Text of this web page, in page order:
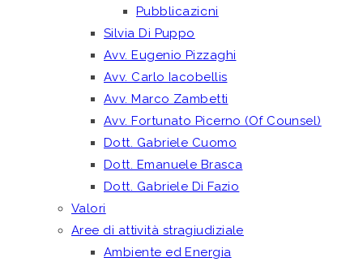
Pubblicazioni
Silvia Di Puppo
Avv. Eugenio Pizzaghi
Avv. Carlo Iacobellis
Avv. Marco Zambetti
Avv. Fortunato Picerno (Of Counsel)
Dott. Gabriele Cuomo
Dott. Emanuele Brasca
Dott. Gabriele Di Fazio
Valori
Aree di attività stragiudiziale
Ambiente ed Energia